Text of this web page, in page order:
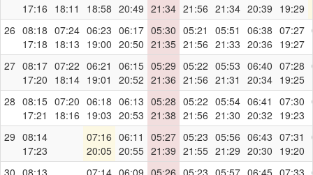
17:16 18:11
18:58 20:49 21:34 21:56 21:34 20:39 19:29
26 08:18
17:18
07:24
18:13
06:23
19:00
06:17
20:50
05:30
21:35
05:21
21:56
05:51
21:33
06:38
20:36
07:27
19:27
27 08:17
17:20
07:22
18:14
06:21
19:01
06:15
20:52
05:29
21:36
05:22
21:56
05:53
21:31
06:40
20:34
07:28
19:25
28 08:15
17:21
07:20
18:16
06:18
19:03
06:13
20:53
05:28
21:38
05:22
21:56
05:54
21:30
06:41
20:32
07:30
19:23
29 08:14
17:23
07:16
20:05
06:11
20:55
05:27
21:39
05:23
21:55
05:56
21:29
06:43
20:30
07:31
19:20
30 08:13
07:14 06:09 05:26 05:23 05:57 06:45 07:33